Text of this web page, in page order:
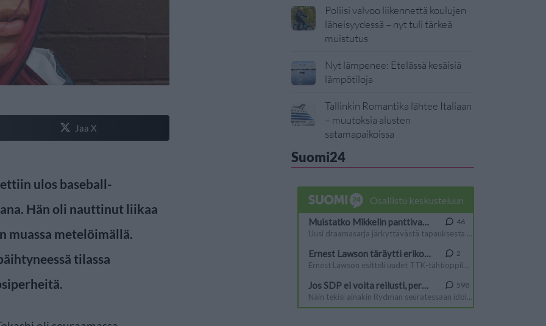
Jaa X
ulos baseball-
Hän oli nauttinut liikaa
muassa metelöimällä.
tilassa
Poliisi valvoo liikennettä koulujen
läheisyydessä – nyt tuli tärkeä
muistutus
Nyt lämpenee: Etelässä kesäisiä
lämpötiloja
Tallinkin Romantika lähtee Italiaan
– muutoksia alusten
satamapaikoissa
Suomi24